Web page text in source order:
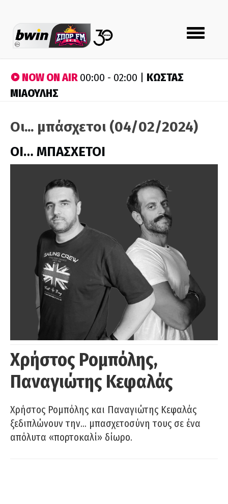
Toggle
navigation
NOW ON AIR00:00 - 02:00 | ΚΩΣΤΑΣ
ΜΙΑΟΥΛΗΣ
Οι... μπάσχετοι (04/02/2024)
ΟΙ… ΜΠΑΣΧΕΤΟΙ
Χρήστος Ρομπόλης,
Παναγιώτης Κεφαλάς
Χρήστος Ρομπόλης και Παναγιώτης Κεφαλάς
ξεδιπλώνουν την… μπασχετοσύνη τους σε ένα
απόλυτα «πορτοκαλί» δίωρο.